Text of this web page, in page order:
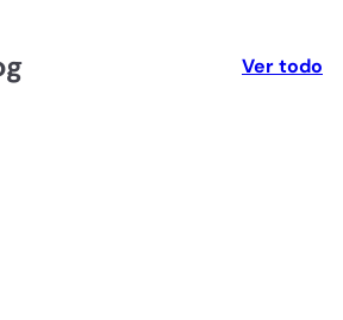
Ver todo